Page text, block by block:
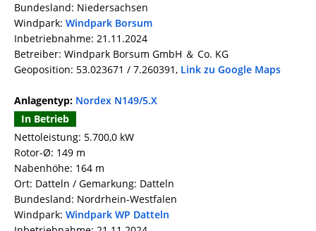
Bundesland: Niedersachsen
Windpark: Windpark Borsum
Inbetriebnahme: 21.11.2024
Betreiber: Windpark Borsum GmbH ＆ Co. KG
Geoposition: 53.023671 / 7.260391, Link zu Google Maps
Anlagentyp: Nordex N149/5.X
In Betrieb
Nettoleistung: 5.700,0 kW
Rotor-Ø: 149 m
Nabenhöhe: 164 m
Ort: Datteln / Gemarkung: Datteln
Bundesland: Nordrhein-Westfalen
Windpark: Windpark WP Datteln